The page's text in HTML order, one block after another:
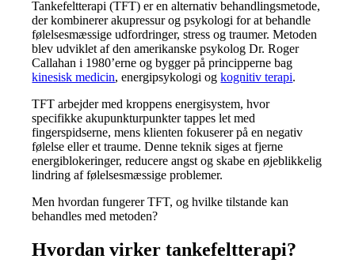
Tankefeltterapi (TFT) er en alternativ behandlingsmetode,
der kombinerer akupressur og psykologi for at behandle
følelsesmæssige udfordringer, stress og traumer. Metoden
blev udviklet af den amerikanske psykolog Dr. Roger
Callahan i 1980’erne og bygger på principperne bag
kinesisk medicin, energipsykologi ogkognitiv terapi.
TFT arbejder med kroppens energisystem, hvor
specifikke akupunkturpunkter tappes let med
fingerspidserne, mens klienten fokuserer på en negativ
følelse eller et traume. Denne teknik siges at fjerne
energiblokeringer, reducere angst og skabe en øjeblikkelig
lindring af følelsesmæssige problemer.
Men hvordan fungerer TFT, og hvilke tilstande kan
behandles med metoden?
Hvordan virker tankefeltterapi?